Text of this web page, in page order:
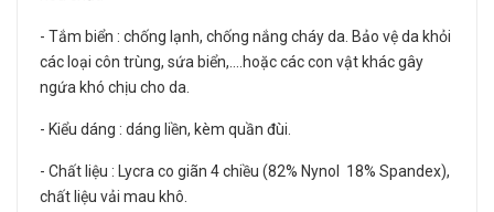
- Tắm biển : chống lạnh, chống nắng cháy da. Bảo vệ da khỏi
các loại côn trùng, sứa biển,....hoặc các con vật khác gây
ngứa khó chịu cho da.
- Kiểu dáng : dáng liền, kèm quần đùi.
- Chất liệu : Lycra co giãn 4 chiều (82% Nynol 18% Spandex),
chất liệu vải mau khô.